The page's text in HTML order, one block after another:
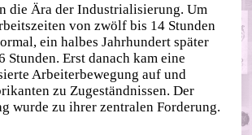
die Ära der Industrialisierung. Um
von zwölf bis 14 Stunden
ein halbes Jahrhundert später
Stunden. Erst danach kam eine
Arbeiterbewegung auf und
zu Zugeständnissen. Der
wurde zu ihrer zentralen Forderung.